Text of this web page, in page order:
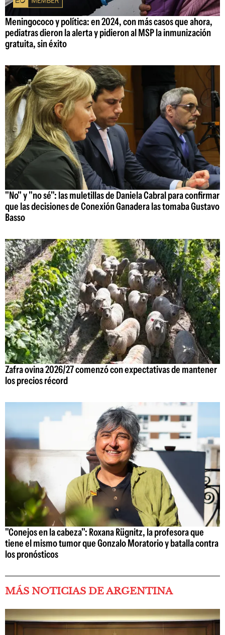
Meningococo y política: en 2024, con más casos que ahora,
pediatras dieron la alerta y pidieron al MSP la inmunización
gratuita, sin éxito
"No" y "no sé": las muletillas de Daniela Cabral para confirmar
que las decisiones de Conexión Ganadera las tomaba Gustavo
Basso
Zafra ovina 2026/27 comenzó con expectativas de mantener
los precios récord
"Conejos en la cabeza": Roxana Rügnitz, la profesora que
tiene el mismo tumor que Gonzalo Moratorio y batalla contra
los pronósticos
MÁS NOTICIAS DE ARGENTINA